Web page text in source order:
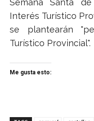
Semana Santa
Interés Turístico
se plantearán
Turístico Provincial".
Me gusta esto: